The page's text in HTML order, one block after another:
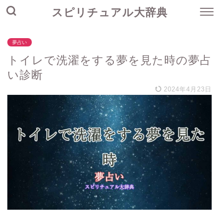
スピリチュアル大辞典
夢占い
トイレで洗濯をする夢を見た時の夢占
い診断
2024年4月23日